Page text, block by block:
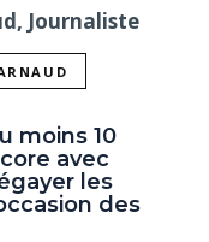
Journaliste
moins 10
avec
les
des